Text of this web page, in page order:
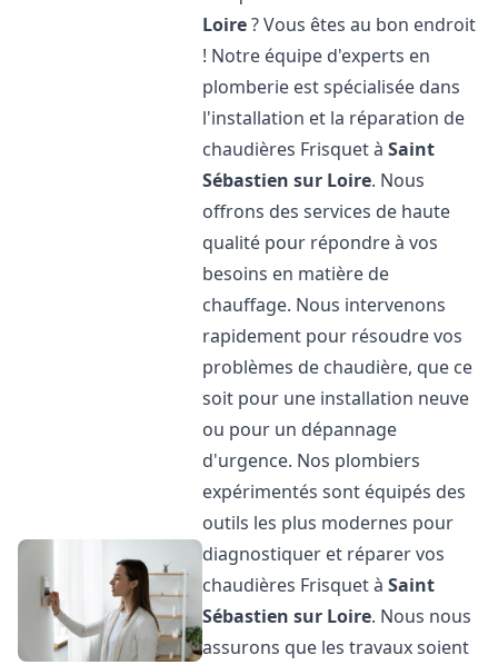
Loire? Vous êtes au bon endroit
! Notre équipe d'experts en
plomberie est spécialisée dans
l'installation et la réparation de
chaudières Frisquet àSaint
Sébastien sur Loire. Nous
offrons des services de haute
qualité pour répondre à vos
besoins en matière de
chauffage. Nous intervenons
rapidement pour résoudre vos
problèmes de chaudière, que ce
soit pour une installation neuve
ou pour un dépannage
d'urgence. Nos plombiers
expérimentés sont équipés des
outils les plus modernes pour
diagnostiquer et réparer vos
chaudières Frisquet àSaint
Sébastien sur Loire. Nous nous
assurons que les travaux soient